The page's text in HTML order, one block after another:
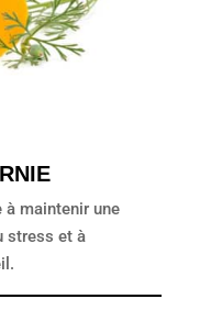
à maintenir une
stress et à